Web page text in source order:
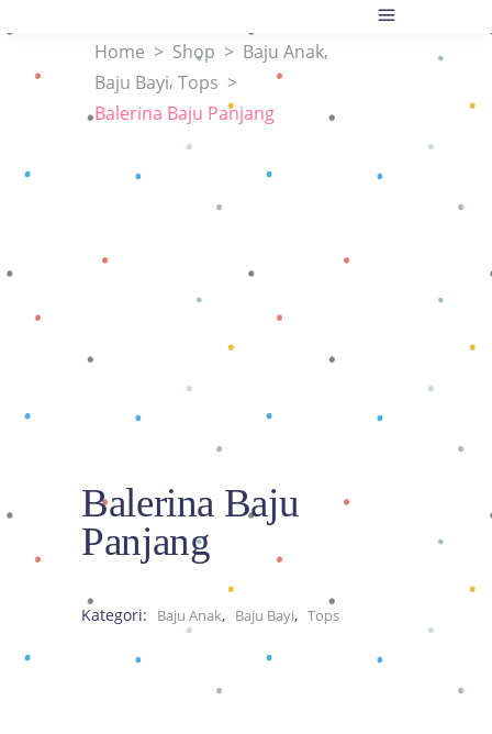
Home > Shop > Baju Anak,
Baju Bayi, Tops >
Balerina Baju Panjang
Balerina Baju
Panjang
Kategori: Baju Anak, Baju Bayi, Tops